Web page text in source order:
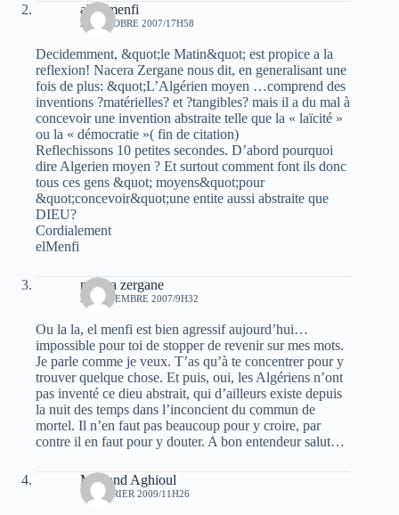
ali elmenfi
25 OCTOBRE 2007/17H58
Decidemment, &quot;le Matin&quot; est propice a la
reflexion! Nacera Zergane nous dit, en generalisant une
fois de plus: &quot;L’Algérien moyen …comprend des
inventions ?matérielles? et ?tangibles? mais il a du mal à
concevoir une invention abstraite telle que la « laïcité »
ou la « démocratie »( fin de citation)
Reflechissons 10 petites secondes. D’abord pourquoi
dire Algerien moyen ? Et surtout comment font ils donc
tous ces gens &quot; moyens&quot;pour
&quot;concevoir&quot;une entite aussi abstraite que
DIEU?
Cordialement
elMenfi
nacera zergane
26 NOVEMBRE 2007/9H32
Ou la la, el menfi est bien agressif aujourd’hui…
impossible pour toi de stopper de revenir sur mes mots.
Je parle comme je veux. T’as qu’à te concentrer pour y
trouver quelque chose. Et puis, oui, les Algériens n’ont
pas inventé ce dieu abstrait, qui d’ailleurs existe depuis
la nuit des temps dans l’inconcient du commun de
mortel. Il n’en faut pas beaucoup pour y croire, par
contre il en faut pour y douter. A bon entendeur salut…
Mohand Aghioul
10 FÉVRIER 2009/11H26